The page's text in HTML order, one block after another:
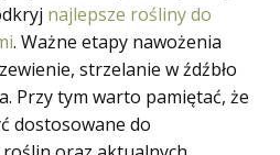
najlepsze rośliny do
. Ważne etapy nawożenia
strzelanie w źdźbło
Przy tym warto pamiętać, że
dostosowane do